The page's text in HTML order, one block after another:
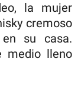
la mujer
cremoso
su casa.
medio lleno